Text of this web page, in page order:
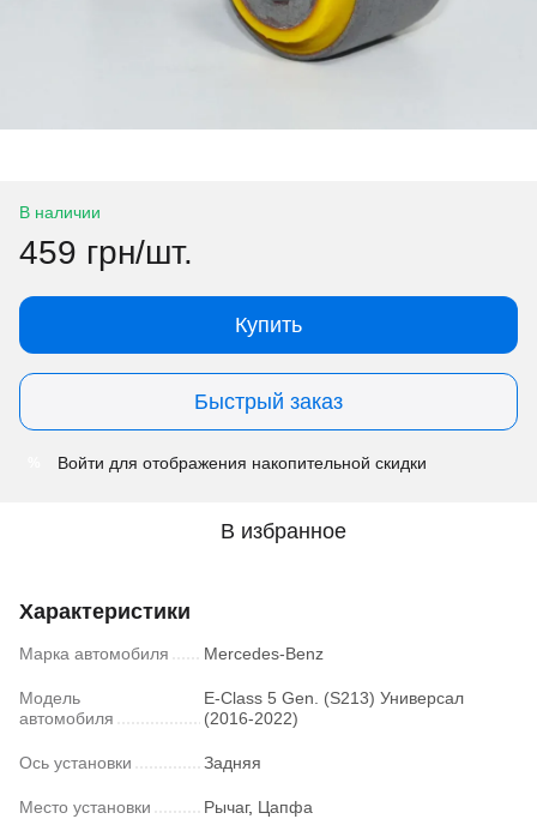
В наличии
459 грн/шт.
Купить
Быстрый заказ
Войти для отображения накопительной скидки
В избранное
Характеристики
Марка автомобиля Mercedes-Benz
Модель
автомобиля
E-Class 5 Gen. (S213) Универсал
(2016-2022)
Ось установки Задняя
Место установки Рычаг, Цапфа